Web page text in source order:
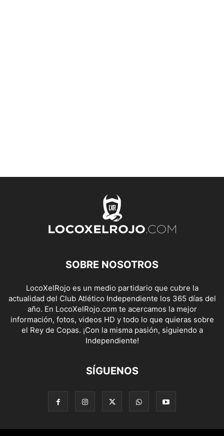
SOBRE NOSOTROS
LocoXelRojo es un medio partidario que cubre la
actualidad del Club Atlético Independiente los 365 días del
año. En LocoXelRojo.com te acercamos la mejor
información, fotos, videos HD y todo lo que quieras sobre
el Rey de Copas. ¡Con la misma pasión, siguiendo a
Independiente!
SÍGUENOS